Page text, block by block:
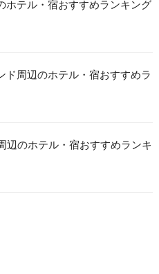
ホテル・宿おすすめランキング
ド周辺のホテル・宿おすすめラ
辺のホテル・宿おすすめランキ